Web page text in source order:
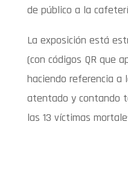
de público a la
La exposición está
(con códigos QR que
haciendo referencia
atentado y contando
las 13 víctimas